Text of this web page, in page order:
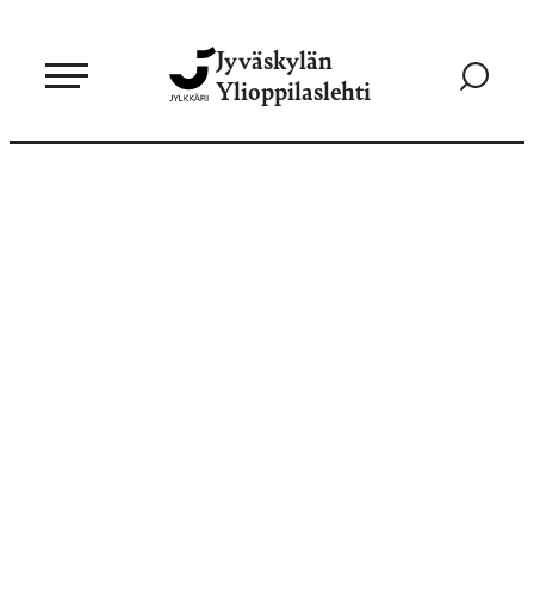
sisältöön
Jyväskylän
Ylioppilaslehti
Siirry